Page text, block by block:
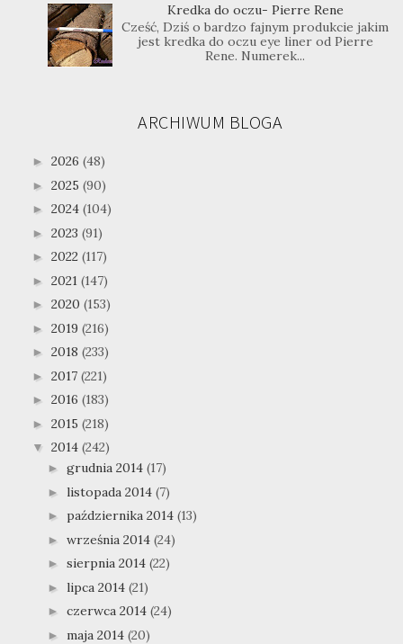
Kredka do oczu- Pierre Rene
Cześć, Dziś o bardzo fajnym produkcie jakim
jest kredka do oczu eye liner od Pierre
Rene. Numerek...
ARCHIWUM BLOGA
► 2026 (48)
► 2025 (90)
► 2024 (104)
► 2023 (91)
► 2022 (117)
► 2021 (147)
► 2020 (153)
► 2019 (216)
► 2018 (233)
► 2017 (221)
► 2016 (183)
► 2015 (218)
▼ 2014 (242)
► grudnia 2014 (17)
► listopada 2014 (7)
► października 2014 (13)
► września 2014 (24)
► sierpnia 2014 (22)
► lipca 2014 (21)
► czerwca 2014 (24)
► maja 2014 (20)